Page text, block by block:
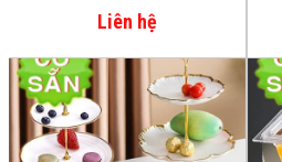
cấp 3 tầng SGHQ3T
Liên hệ